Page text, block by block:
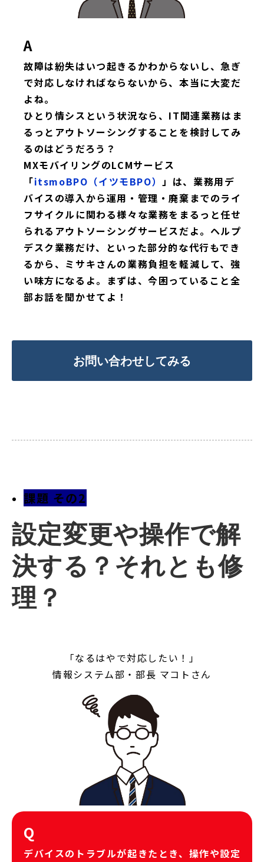
A
故障は紛失はいつ起きるかわからないし、急ぎ
で対応しなければならないから、本当に大変だ
よね。
ひとり情シスという状況なら、IT関連業務はま
るっとアウトソーシングすることを検討してみ
るのはどうだろう？
MXモバイリングのLCMサービス
「itsmoBPO（イツモBPO）
」は、業務用デ
バイスの導入から運用・管理・廃棄までのライ
フサイクルに関わる様々な業務をまるっと任せ
られるアウトソーシングサービスだよ。ヘルプ
デスク業務だけ、といった部分的な代行もでき
るから、ミサキさんの業務負担を軽減して、強
い味方になるよ。まずは、今困っていること全
部お話を聞かせてよ！
お問い合わせしてみる
課題 その2
設定変更や操作で解
決する？それとも修
理？
「なるはやで対応したい！」
情報システム部・部長 マコトさん
Q
デバイスのトラブルが起きたとき、操作や設定